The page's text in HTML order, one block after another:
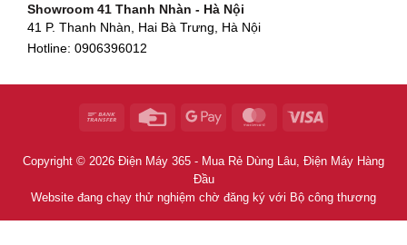
Showroom Quy Nhơn - Bình Định
956 Trần Hưng Đạo, P, Thành phố Quy Nhơn, Bình Định
Showroom 41 Thanh Nhàn - Hà Nội
41 P. Thanh Nhàn, Hai Bà Trưng, Hà Nội
Hotline: 0906396012
268 P. Tây Sơn, Trung Liệt, Đống Đa, Hà Nội
Showroom Khâm Thiên - Hà Nội
Copyright © 2026 Điện Máy 365 - Mua Rẻ Dùng Lâu, Điện Máy Hàng
Đầu
Website đang chạy thử nghiệm chờ đăng ký với Bộ công thương